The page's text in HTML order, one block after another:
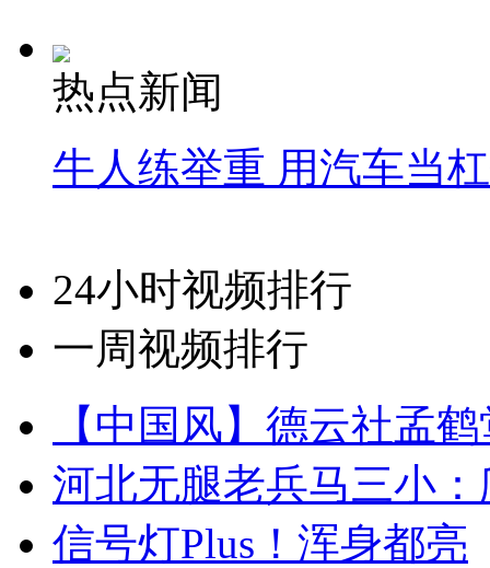
热点新闻
牛人练举重 用汽车当
24小时视频排行
一周视频排行
【中国风】德云社孟
河北无腿老兵马三小
信号灯Plus！浑身都亮